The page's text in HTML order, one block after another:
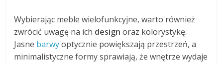
Wybierając meble wielofunkcyjne, warto również
zwrócić uwagę na ich design oraz kolorystykę.
Jasne barwyoptycznie powiększają przestrzeń, a
minimalistyczne formy sprawiają, że wnętrze wydaje